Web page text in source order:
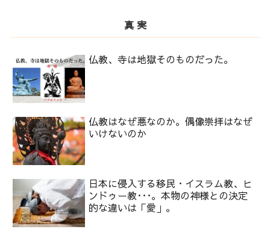
真 実
仏教、寺は地獄そのものだった。
仏教はなぜ悪なのか。偶像崇拝はなぜ
いけないのか
日本に侵入する移民・イスラム教、ヒ
ンドゥー教･･･。本物の神様との決定
的な違いは「愛」。